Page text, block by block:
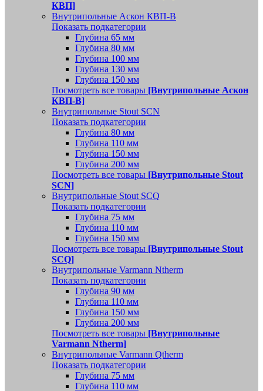
КВП]
Внутрипольные Аскон КВП-В
Показать подкатегории
Глубина 65 мм
Глубина 80 мм
Глубина 100 мм
Глубина 130 мм
Глубина 150 мм
Посмотреть все товары [Внутрипольные Аскон
КВП-В]
Внутрипольные Stout SCN
Показать подкатегории
Глубина 80 мм
Глубина 110 мм
Глубина 150 мм
Глубина 200 мм
Посмотреть все товары [Внутрипольные Stout
SCN]
Внутрипольные Stout SCQ
Показать подкатегории
Глубина 75 мм
Глубина 110 мм
Глубина 150 мм
Посмотреть все товары [Внутрипольные Stout
SCQ]
Внутрипольные Varmann Ntherm
Показать подкатегории
Глубина 90 мм
Глубина 110 мм
Глубина 150 мм
Глубина 200 мм
Посмотреть все товары [Внутрипольные
Varmann Ntherm]
Внутрипольные Varmann Qtherm
Показать подкатегории
Глубина 75 мм
Глубина 110 мм